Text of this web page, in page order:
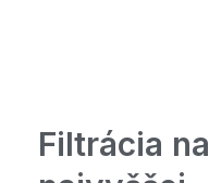
Filtrácia na